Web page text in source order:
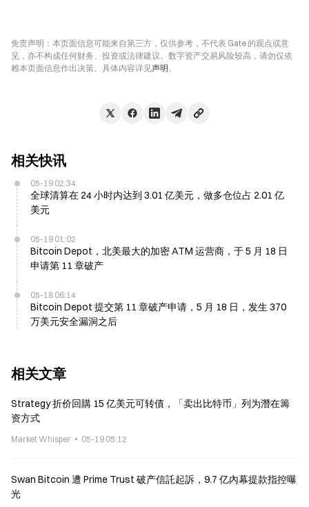
免责声明：本页面信息可能来自第三方，仅供参考，不代表 Gate 的观点或意
见，亦不构成任何财务、投资或法律建议。数字资产交易风险较高，请勿仅依
赖本页面信息作出决策。具体内容详见声明 。
相关快讯
05-19 02:34
全球清算在 24 小时内达到 3.01 亿美元，做多仓位占 2.01 亿
美元
05-19 01:02
Bitcoin Depot，北美最大的加密 ATM 运营商，于 5 月 18 日
申请第 11 章破产
05-18 06:14
Bitcoin Depot 提交第 11 章破产申请，5 月 18 日，发生 370
万美元安全漏洞之后
相关文章
Strategy 折价回購 15 亿美元可转債，「卖出比特币」列为潛在籌
资方式
Market Whisper 05-19 05:12
Swan Bitcoin 遭 Prime Trust 破产信託起訴，9.7 亿內幕提款指控曝
光